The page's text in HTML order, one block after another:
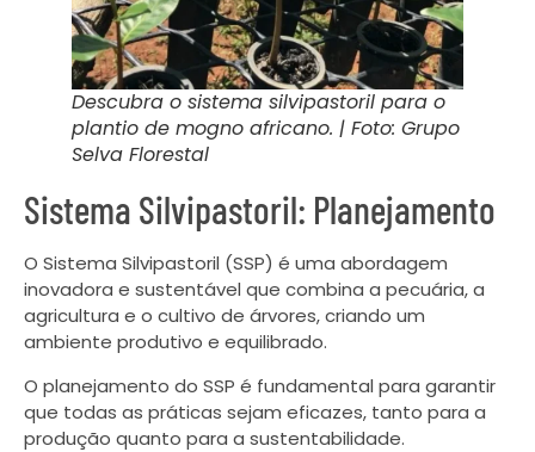
Descubra o sistema silvipastoril para o
plantio de mogno africano. | Foto: Grupo
Selva Florestal
Sistema Silvipastoril: Planejamento
O Sistema Silvipastoril (SSP) é uma abordagem
inovadora e sustentável que combina a pecuária, a
agricultura e o cultivo de árvores, criando um
ambiente produtivo e equilibrado.
O planejamento do SSP é fundamental para garantir
que todas as práticas sejam eficazes, tanto para a
produção quanto para a sustentabilidade.